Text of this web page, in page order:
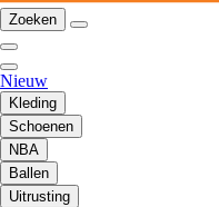
Zoeken
Nieuw
Kleding
Schoenen
NBA
Ballen
Uitrusting